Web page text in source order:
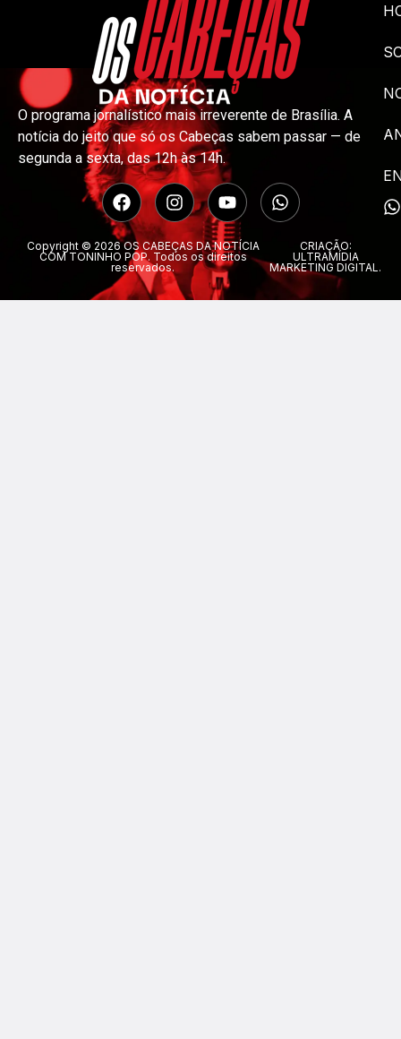
O programa jornalístico mais irreverente de Brasília. A
notícia do jeito que só os Cabeças sabem passar — de
segunda a sexta, das 12h às 14h.
Copyright © 2026 OS CABEÇAS DA NOTÍCIA
COM TONINHO POP. Todos os direitos
reservados.
CRIAÇÃO:
ULTRAMÍDIA
MARKETING DIGITAL.